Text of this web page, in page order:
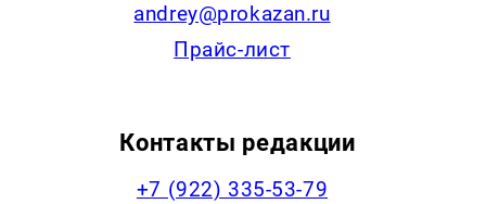
andrey@prokazan.ru
Прайс-лист
Контакты редакции
+7 (922) 335-53-79